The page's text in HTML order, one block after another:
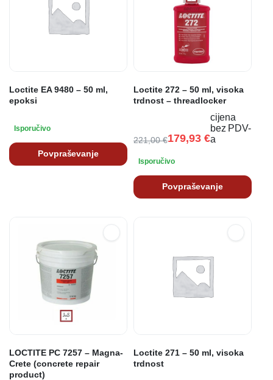
Loctite EA 9480 – 50 ml,
epoksi
Isporučivo
Povpraševanje
Loctite 272 – 50 ml, visoka
trdnost – threadlocker
221,00€179,93 €
cijena
bez PDV-
a
Isporučivo
Povpraševanje
LOCTITE PC 7257 – Magna-
Crete (concrete repair
product)
Loctite 271 – 50 ml, visoka
trdnost